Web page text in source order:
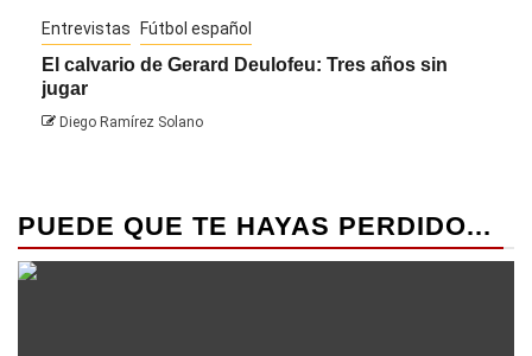
Entrevistas Fútbol español
El calvario de Gerard Deulofeu: Tres años sin
jugar
Diego Ramírez Solano
PUEDE QUE TE HAYAS PERDIDO...